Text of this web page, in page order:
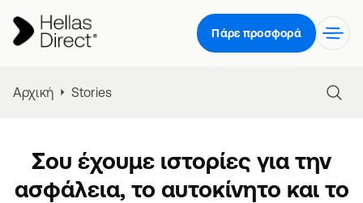
Πάρε προσφορά
Αρχική Stories
Σου έχουμε ιστορίες για την
ασφάλεια, το αυτοκίνητο και το